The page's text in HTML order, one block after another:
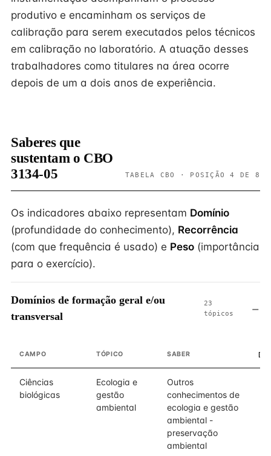
produtivo e encaminham os serviços de
calibração para serem executados pelos técnicos
em calibração no laboratório. A atuação desses
trabalhadores como titulares na área ocorre
depois de um a dois anos de experiência.
Saberes que
sustentam o CBO
3134-05
TABELA CBO · POSIÇÃO 4 DE 8
Os indicadores abaixo representam Domínio
(profundidade do conhecimento), Recorrência
(com que frequência é usado) e Peso (importância
para o exercício).
Domínios de formação geral e/ou
transversal
23
tópicos
CAMPO TÓPICO SABER
Ciências
biológicas
Ecologia e
gestão
ambiental
Outros
conhecimentos de
ecologia e gestão
ambiental -
preservação
ambiental